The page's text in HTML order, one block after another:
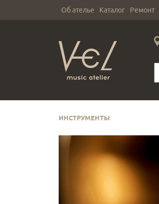
Об ателье Каталог Ремонт
ИНСТРУМЕНТЫ